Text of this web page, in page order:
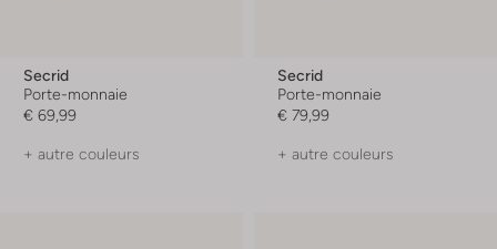
Secrid
Porte-monnaie
€ 69,99
+ autre couleurs
Secrid
Porte-monnaie
€ 79,99
+ autre couleurs